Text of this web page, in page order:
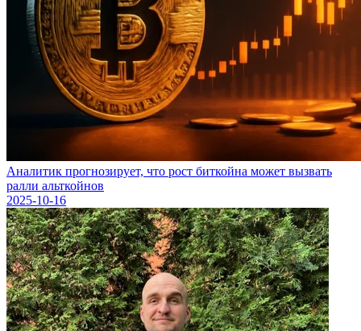
Аналитик прогнозирует, что рост биткойна может вызвать
ралли альткойнов
2025-10-16